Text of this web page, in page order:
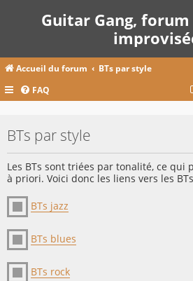
Guitar Gang,
Accueil du forum BTs par style
FAQ
BTs par style
Les BTs sont triées par tonalité, ce
à priori. Voici donc les liens vers les
BTs jazz
BTs blues
BTs rock